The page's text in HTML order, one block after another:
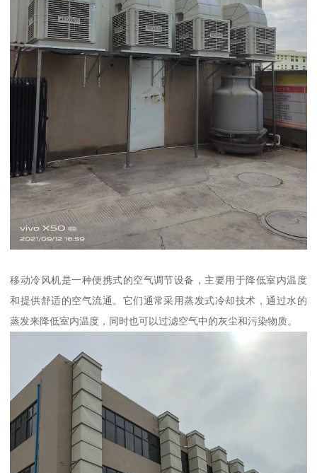
移动冷风机是一种便携式的空气调节设备，主要用于降低室内温度
和提供舒适的空气流通。它们通常采用蒸发式冷却技术，通过水的
蒸发来降低室内温度，同时也可以过滤空气中的灰尘和污染物质。